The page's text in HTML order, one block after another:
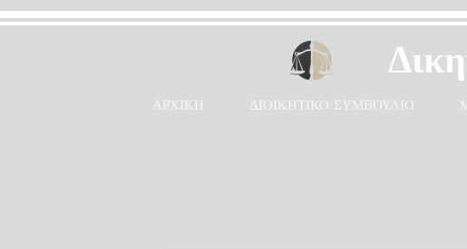
ΑΡΧΙΚΗ ΔΙΟΙΚΗΤΙΚΟ ΣΥΜΒΟΥΛΙΟ